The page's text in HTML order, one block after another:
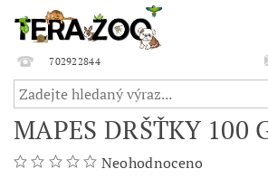
702922844
MAPES DRŠŤKY 100
Neohodnoceno